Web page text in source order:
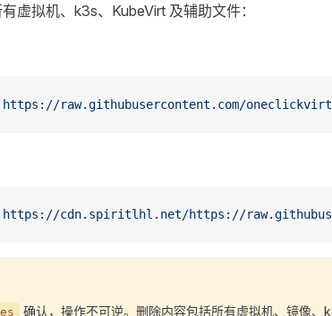
虚拟机、k3s、KubeVirt 及辅助文件：
https://raw.githubusercontent.com/
https://cdn.spiritlhl.net/https://
确认，操作不可逆。删除内容包括所有虚拟机、镜像、